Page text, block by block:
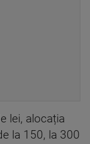
lei, alocația
la 150, la 300